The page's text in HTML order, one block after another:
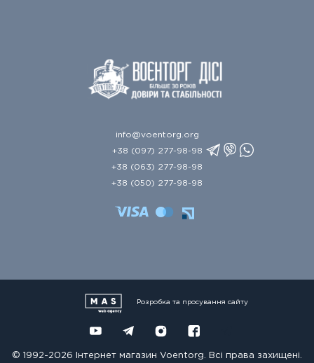
info@voentorg.org
+38 (097) 277-98-98
+38 (063) 277-98-98
+38 (050) 277-98-98
© 1992-2026 Інтернет магазин Voentorg. Всі права захищені.
Розробка та просування сайту